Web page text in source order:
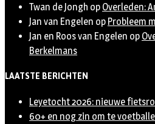
Twan de Jongh op Overleden:
Jan van Engelen op Probleem
Jan en Roos van Engelen op
Berkelmans
LAATSTE BERICHTEN
Leyetocht 2026: nieuwe
60+ en nog zin om te